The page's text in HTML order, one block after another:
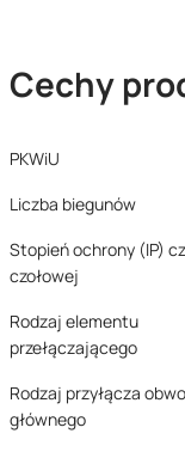
Cechy
PKWiU
Liczba biegunów
Stopień ochrony (IP)
czołowej
Rodzaj elementu
przełączającego
Rodzaj przyłącza
głównego